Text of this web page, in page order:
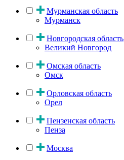
Мурманская область
Мурманск
Новгородская область
Великий Новгород
Омская область
Омск
Орловская область
Орел
Пензенская область
Пенза
Москва